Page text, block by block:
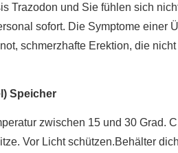
Trazodon und Sie fühlen sich
sofort. Die Symptome einer
schmerzhafte Erektion, die
Speicher
zwischen 15 und 30 Grad.
Vor Licht schützen.Behälter